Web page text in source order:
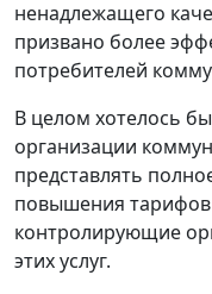
ненадлежащего
призвано более
потребителей
В целом хотелось
организации
представлять
повышения тарифов
контролирующие
этих услуг.